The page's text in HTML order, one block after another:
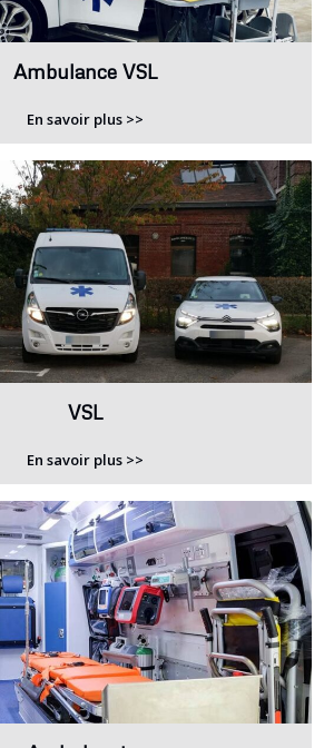
Ambulance VSL
En savoir plus >>
VSL
En savoir plus >>